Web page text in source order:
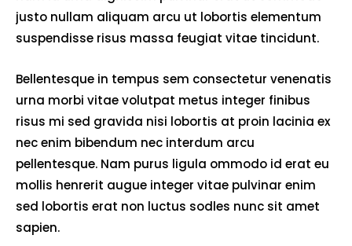
justo nullam aliquam arcu ut lobortis elementum
suspendisse risus massa feugiat vitae tincidunt.
Bellentesque in tempus sem consectetur venenatis
urna morbi vitae volutpat metus integer finibus
risus mi sed gravida nisi lobortis at proin lacinia ex
nec enim bibendum nec interdum arcu
pellentesque. Nam purus ligula ommodo id erat eu
mollis henrerit augue integer vitae pulvinar enim
sed lobortis erat non luctus sodles nunc sit amet
sapien.